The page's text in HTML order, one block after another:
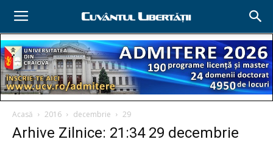
Acasă 2016 decembrie 29
Arhive Zilnice: 21:34 29 decembrie